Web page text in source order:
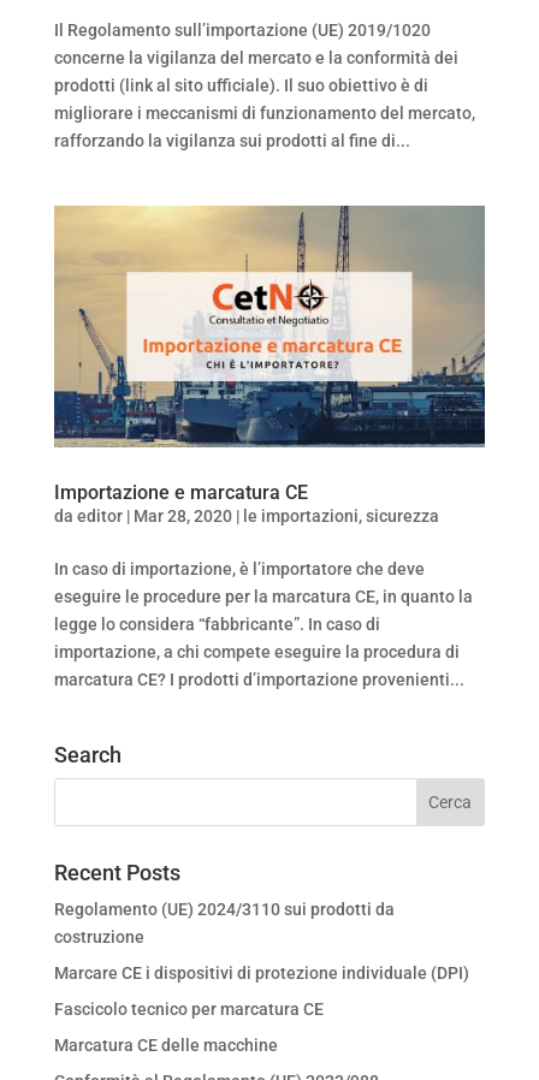
Il Regolamento sull’importazione (UE) 2019/1020
concerne la vigilanza del mercato e la conformità dei
prodotti (link al sito ufficiale). Il suo obiettivo è di
migliorare i meccanismi di funzionamento del mercato,
rafforzando la vigilanza sui prodotti al fine di...
Importazione e marcatura CE
da editor| Mar 28, 2020| le importazioni,sicurezza
In caso di importazione, è l’importatore che deve
eseguire le procedure per la marcatura CE, in quanto la
legge lo considera “fabbricante”. In caso di
importazione, a chi compete eseguire la procedura di
marcatura CE? I prodotti d’importazione provenienti...
Search
Recent Posts
Regolamento (UE) 2024/3110 sui prodotti da
costruzione
Marcare CE i dispositivi di protezione individuale (DPI)
Fascicolo tecnico per marcatura CE
Marcatura CE delle macchine